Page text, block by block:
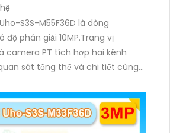
S3S-M55F36D là dòng
độ phân giải 10MP.Trang vị
camera PT tích hợp hai kênh
sát tổng thể và chi tiết cùng
hồng ngoại và đèn ấm cho hình
nhiều điều kiện khác nhau trong